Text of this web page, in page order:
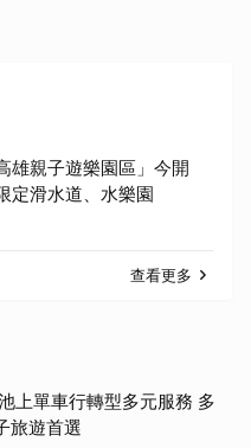
雄親子遊樂園區」今開
滑水道、水樂園
查看更多
上單車行轉型多元服務 多
旅遊首選